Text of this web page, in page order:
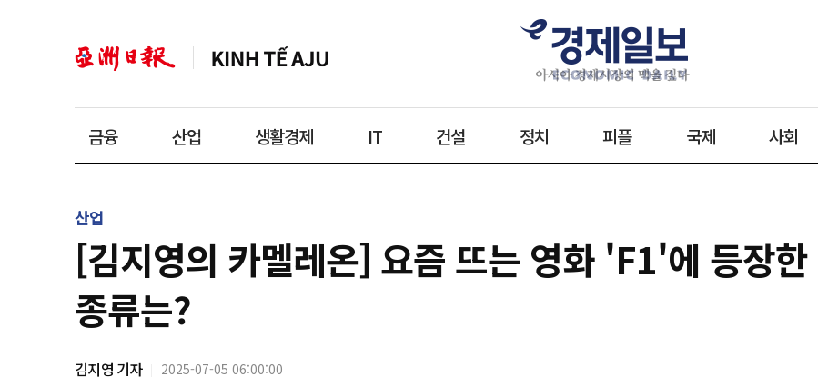
금융 산업 생활경제 IT 건설 정치 피플 국제 사회
산업
[김지영의 카멜레온] 요즘 뜨는 영화 'F1'에 등장
종류는?
김지영 기자 2025-07-05 06:00:00